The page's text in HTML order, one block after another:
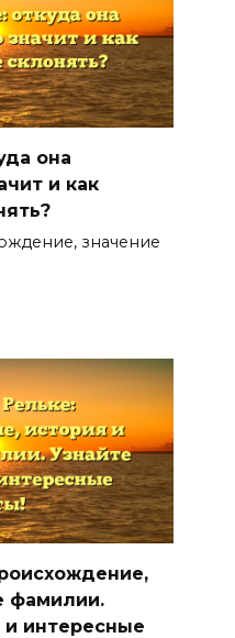
она
и как
значение
фамилии.
и интересные